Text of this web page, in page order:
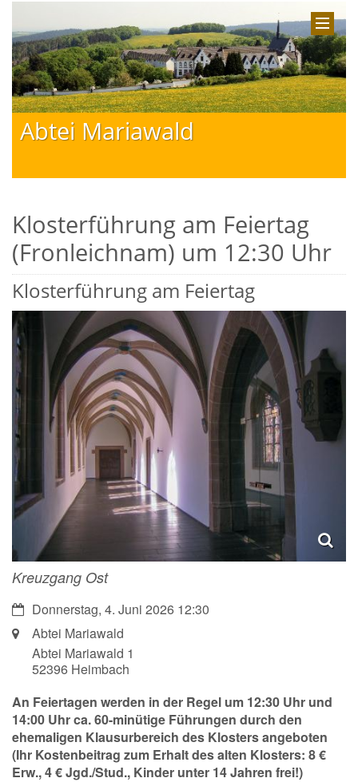
Abtei Mariawald
Klosterführung am Feiertag
(Fronleichnam) um 12:30 Uhr
Klosterführung am Feiertag
Kreuzgang Ost
Datum:Donnerstag, 4. Juni 2026 12:30
Ort: Abtei Mariawald
Abtei Mariawald 1
52396 Heimbach
An Feiertagen werden in der Regel um 12:30 Uhr und
14:00 Uhr ca. 60-minütige Führungen durch den
ehemaligen Klausurbereich des Klosters angeboten
(Ihr Kostenbeitrag zum Erhalt des alten Klosters: 8 €
Erw., 4 € Jgd./Stud., Kinder unter 14 Jahren frei!)